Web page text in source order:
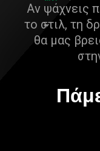
Αν ψάχνεις
το στιλ, τη
θα μας